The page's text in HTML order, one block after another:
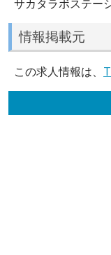
サカタラボステ
情報掲載元
この求人情報は、